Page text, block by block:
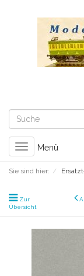
Toggle
navigation
Menü
Sie sind hier:
Zur
Übersicht